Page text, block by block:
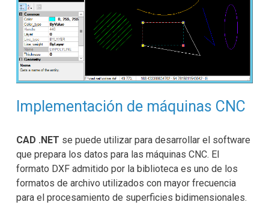
Implementación de máquinas CNC
CAD .NET se puede utilizar para desarrollar el software
que prepara los datos para las máquinas CNC. El
formato DXF admitido por la biblioteca es uno de los
formatos de archivo utilizados con mayor frecuencia
para el procesamiento de superficies bidimensionales.